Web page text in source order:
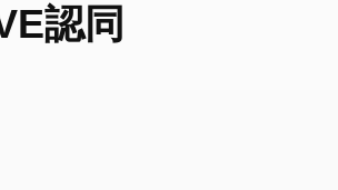
認同